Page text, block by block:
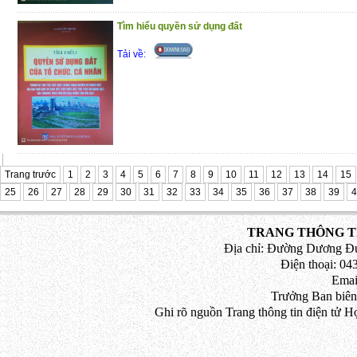
Tìm hiểu quyền sử dụng đất
Tải về:
Trang trước 1 2 3 4 5 6 7 8 9 10 11 12 13 14
15
25
26 27 28 29 30 31 32 33 34 35 36 37 38 39
TRANG THÔNG
Địa chỉ: Đường Dương
Điện thoại:
Trưởng Ban
Ghi rõ nguồn Trang thông tin điện tử